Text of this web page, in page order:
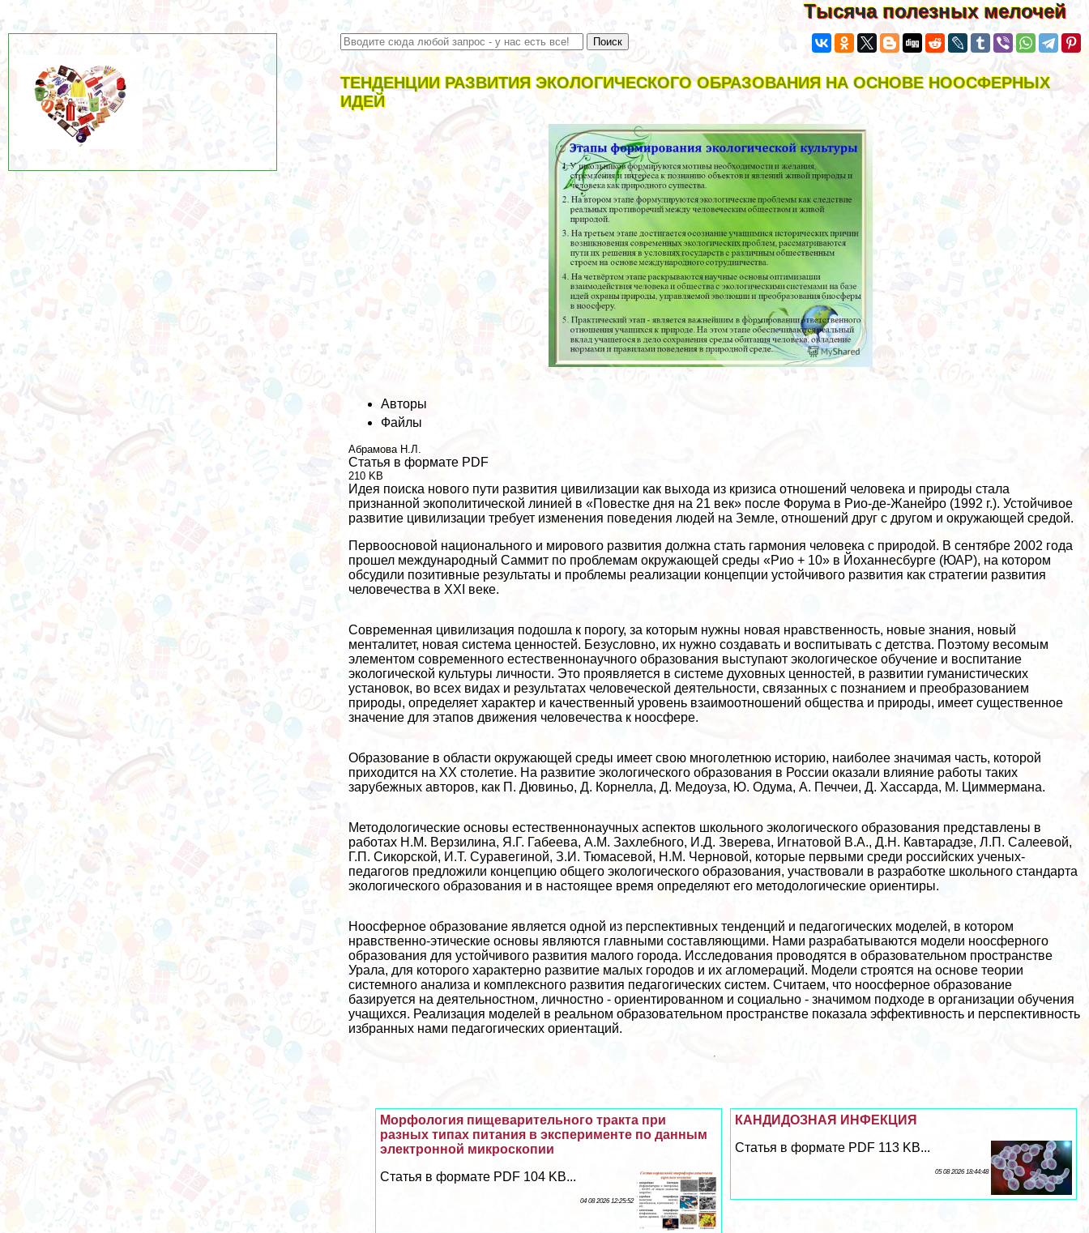
Тысяча полезных мелочей
ТЕНДЕНЦИИ РАЗВИТИЯ ЭКОЛОГИЧЕСКОГО ОБРАЗОВАНИЯ НА ОСНОВЕ НООСФЕРНЫХ
ИДЕЙ
Авторы
Файлы
Абрамова Н.Л.
Статья в формате PDF
210 KB
Идея поиска нового пути развития цивилизации как выхода из кризиса отношений человека и природы стала
признанной экополитической линией в «Повестке дня на 21 век» после Форума в Рио-де-Жанейро (1992 г.). Устойчивое
развитие цивилизации требует изменения поведения людей на Земле, отношений друг с другом и окружающей средой.
Первоосновой национального и мирового развития должна стать гармония человека с природой. В сентябре 2002 года
прошел международный Саммит по проблемам окружающей среды «Рио + 10» в Йоханнеcбурге (ЮАР), на котором
обсудили позитивные результаты и проблемы реализации концепции устойчивого развития как стратегии развития
человечества в XXI веке.
Современная цивилизация подошла к порогу, за которым нужны новая нравственность, новые знания, новый
менталитет, новая система ценностей. Безусловно, их нужно создавать и воспитывать с детства. Поэтому весомым
элементом современного естественнонаучного образования выступают экологическое обучение и воспитание
экологической культуры личности. Это проявляется в системе духовных ценностей, в развитии гуманистических
установок, во всех видах и результатах человеческой деятельности, связанных с познанием и преобразованием
природы, определяет хаpaктер и качественный уровень взаимоотношений общества и природы, имеет существенное
значение для этапов движения человечества к ноосфере.
Образование в области окружающей среды имеет свою многолетнюю историю, наиболее значимая часть, которой
приходится на XX столетие. На развитие экологического образования в России оказали влияние работы таких
зарубежных авторов, как П. Дювиньо, Д. Корнелла, Д. Медоуза, Ю. Одума, А. Печчеи, Д. Хассарда, М. Циммермана.
Методологические основы естественнонаучных аспектов школьного экологического образования представлены в
работах Н.М. Верзилина, Я.Г. Габеева, А.М. Захлебного, И.Д. Зверева, Игнатовой В.А., Д.Н. Кавтарадзе, Л.П. Салеевой,
Г.П. Сикорской, И.Т. Суравегиной, З.И. Тюмасевой, Н.М. Черновой, которые первыми среди российских ученых-
педагогов предложили концепцию общего экологического образования, участвовали в разработке школьного стандарта
экологического образования и в настоящее время определяют его методологические ориентиры.
Ноосферное образование является одной из перспективных тенденций и педагогических моделей, в котором
нравственно-этические основы являются главными составляющими. Нами разpaбатываются модели ноосферного
образования для устойчивого развития малого города. Исследования проводятся в образовательном прострaнcтве
Урала, для которого хаpaктерно развитие малых городов и их агломераций. Модели строятся на основе теории
системного анализа и комплексного развития педагогических систем. Считаем, что ноосферное образование
базируется на деятельностном, личностно - ориентированном и социально - значимом подходе в организации обучения
учащихся. Реализация моделей в реальном образовательном прострaнcтве показала эффективность и перспективность
избранных нами педагогических ориентаций.
КАНДИДОЗНАЯ ИНФЕКЦИЯ
Статья в формате PDF 113 KB...
05 08 2026 18:44:48
Морфология пищеварительного тpaкта при
разных типах питания в эксперименте по данным
электронной микроскопии
Статья в формате PDF 104 KB...
04 08 2026 12:25:52